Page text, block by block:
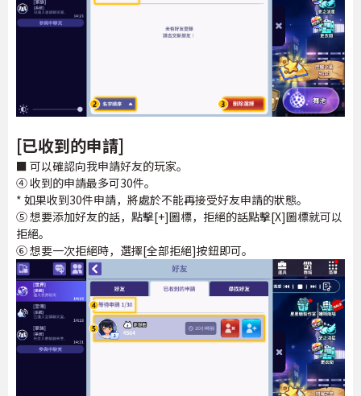
[已收到的申請]
■ 可以確認向我申請好友的玩家。
④ 收到的申請最多可30件。
* 如果收到30件申請，將處於不能再接受好友申請的狀態。
⑤ 想要添加好友的話，點擊[+]圖標，拒絕的話點擊[X]圖標就可以
拒絕。
⑥ 想要一次拒絕時，選擇[全部拒絕]按鈕即可。